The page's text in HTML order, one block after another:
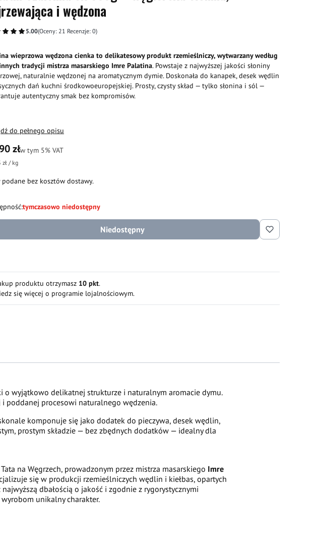
i wędzona
5.00(Oceny: 21 Recenzje: 0)
wieprzowa wędzona cienka to delikatesowy produkt rzemieślniczy, wytwarzany według
tradycji mistrza masarskiego Imre Palatina. Powstaje z najwyższej jakości słoniny
naturalnie wędzonej na aromatycznym dymie. Doskonała do kanapek, desek wędlin
dań kuchni środkowoeuropejskiej. Prosty, czysty skład — tylko słonina i sól —
autentyczny smak bez kompromisów.
do pełnego opisu
złw tym 5% VAT
w tym 5% VAT
/ kg
podane bez kosztów dostawy.
tymczasowo niedostępny
Niedostępny
produktu otrzymasz 10 pkt.
się więcej o programie lojalnościowym.
wyjątkowo delikatnej strukturze i naturalnym aromacie dymu.
poddanej procesowi naturalnego wędzenia.
komponuje się jako dodatek do pieczywa, desek wędlin,
prostym składzie — bez zbędnych dodatków — idealny dla
na Węgrzech, prowadzonym przez mistrza masarskiego Imre
się w produkcji rzemieślniczych wędlin i kiełbas, opartych
dbałością o jakość i zgodnie z rygorystycznymi
unikalny charakter.